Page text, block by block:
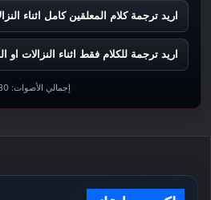
اريد ترجمة كلام المعلقين كامل اثناء
اريد ترجمة للكلام فقط اثناء النزالات او
إجمالي الأصوات: